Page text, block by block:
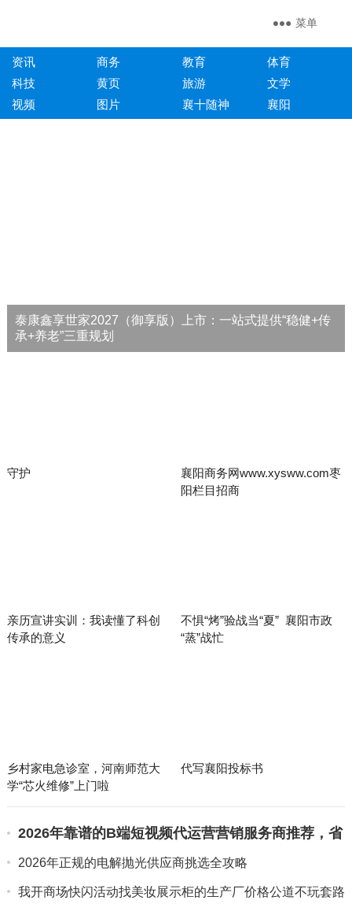
菜单
资讯 商务 教育
体育
科技
黄页 旅游
文学
视频
图片 襄十随神 襄阳
泰康鑫享世家2027（御享版）上市：一站式提供“稳健+传
承+养老”三重规划
守护
襄阳商务网www.xysww.com枣
阳栏目招商
亲历宣讲实训：我读懂了科创
传承的意义
不惧“烤”验战当“夏” 襄阳市政
“蒸”战忙
乡村家电急诊室，河南师范大
学“芯火维修”上门啦
代写襄阳投标书
2026年靠谱的B端短视频代运营营销服务商推荐，省
心不踩坑
2026年正规的电解抛光供应商挑选全攻略
我开商场快闪活动找美妆展示柜的生产厂价格公道不玩套路